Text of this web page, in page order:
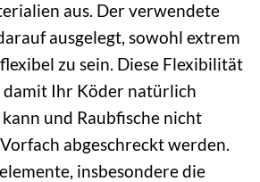
aus. Der verwendete
ausgelegt, sowohl extrem
zu sein. Diese Flexibilität
damit Ihr Köder natürlich
und Raubfische nicht
abgeschreckt werden.
insbesondere die